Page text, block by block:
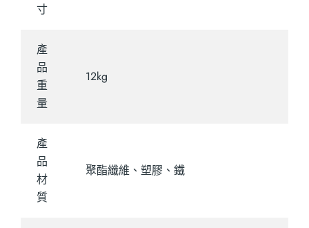
寸
產
品
重
量
12kg
產
品
材
質
聚酯纖維、塑膠、鐵